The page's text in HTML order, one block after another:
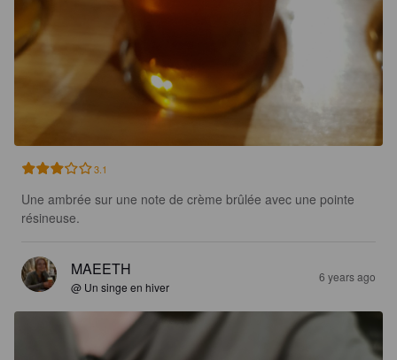
3.1
Une ambrée sur une note de crème brûlée avec une pointe
résineuse.
MAEETH
@ Un singe en hiver
6 years ago